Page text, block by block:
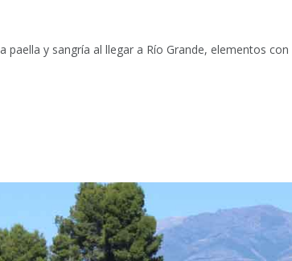
y sangría al llegar a Río Grande, elementos con